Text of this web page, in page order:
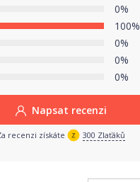
0%
100%
0%
0%
0%
Napsat recenzi
recenzi získáte 300 Zlaťáků